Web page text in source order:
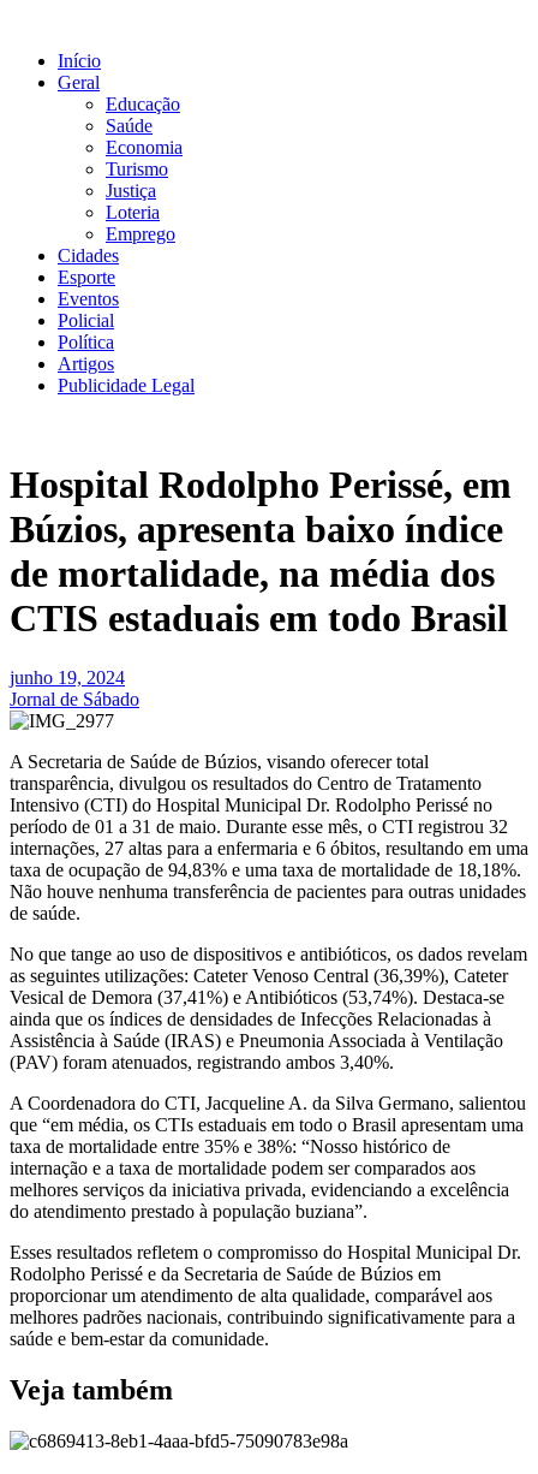
conteúdo
Início
Geral
Educação
Saúde
Economia
Turismo
Justiça
Loteria
Emprego
Cidades
Esporte
Eventos
Policial
Política
Artigos
Publicidade Legal
Hospital Rodolpho Perissé, em
Búzios, apresenta baixo índice
de mortalidade, na média dos
CTIS estaduais em todo Brasil
junho 19, 2024
Jornal de Sábado
A Secretaria de Saúde de Búzios, visando oferecer total
transparência, divulgou os resultados do Centro de Tratamento
Intensivo (CTI) do Hospital Municipal Dr. Rodolpho Perissé no
período de 01 a 31 de maio. Durante esse mês, o CTI registrou 32
internações, 27 altas para a enfermaria e 6 óbitos, resultando em uma
taxa de ocupação de 94,83% e uma taxa de mortalidade de 18,18%.
Não houve nenhuma transferência de pacientes para outras unidades
de saúde.
No que tange ao uso de dispositivos e antibióticos, os dados revelam
as seguintes utilizações: Cateter Venoso Central (36,39%), Cateter
Vesical de Demora (37,41%) e Antibióticos (53,74%). Destaca-se
ainda que os índices de densidades de Infecções Relacionadas à
Assistência à Saúde (IRAS) e Pneumonia Associada à Ventilação
(PAV) foram atenuados, registrando ambos 3,40%.
A Coordenadora do CTI, Jacqueline A. da Silva Germano, salientou
que “em média, os CTIs estaduais em todo o Brasil apresentam uma
taxa de mortalidade entre 35% e 38%: “Nosso histórico de
internação e a taxa de mortalidade podem ser comparados aos
melhores serviços da iniciativa privada, evidenciando a excelência
do atendimento prestado à população buziana”.
Esses resultados refletem o compromisso do Hospital Municipal Dr.
Rodolpho Perissé e da Secretaria de Saúde de Búzios em
proporcionar um atendimento de alta qualidade, comparável aos
melhores padrões nacionais, contribuindo significativamente para a
saúde e bem-estar da comunidade.
Veja também